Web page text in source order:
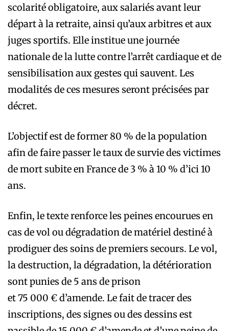
scolarité obligatoire, aux salariés avant leur
départ à la retraite, ainsi qu’aux arbitres et aux
juges sportifs. Elle institue une journée
nationale de la lutte contre l’arrêt cardiaque et de
sensibilisation aux gestes qui sauvent. Les
modalités de ces mesures seront précisées par
décret.
L’objectif est de former 80 % de la population
afin de faire passer le taux de survie des victimes
de mort subite en France de 3 % à 10 % d’ici 10
ans.
Enfin, le texte renforce les peines encourues en
cas de vol ou dégradation de matériel destiné à
prodiguer des soins de premiers secours. Le vol,
la destruction, la dégradation, la détérioration
sont punies de 5 ans de prison
et 75 000 € d’amende. Le fait de tracer des
inscriptions, des signes ou des dessins est